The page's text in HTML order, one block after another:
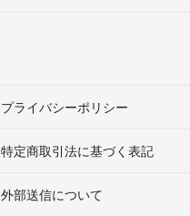
プライバシーポリシー
特定商取引法に基づく表記
外部送信について